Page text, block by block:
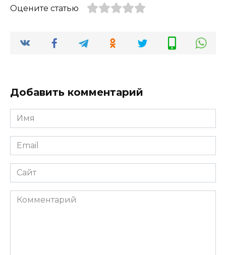
Оцените статью
Добавить комментарий
Имя
*
Email
*
Сайт
Комментарий